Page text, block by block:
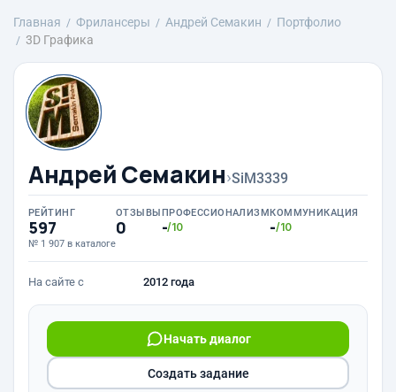
Главная Фрилансеры Андрей Семакин
Портфолио
3D Графика
Андрей Семакин›SiM3339
РЕЙТИНГ
597
№ 1 907 в каталоге
ОТЗЫВЫ
0
ПРОФЕССИОНАЛИЗМ
-/10
КОММУНИКАЦИЯ
-/10
На сайте с 2012 года
Начать диалог
Создать задание